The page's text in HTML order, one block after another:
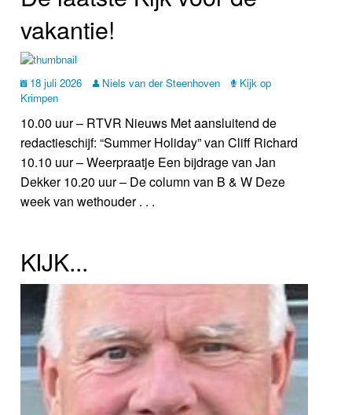
vakantie!
18 juli 2026 Niels van der Steenhoven
Kijk op
Krimpen
10.00 uur – RTVR Nieuws Met aansluitend de
redactieschijf: “Summer Holiday” van Cliff Richard
10.10 uur – Weerpraatje Een bijdrage van Jan
Dekker 10.20 uur – De column van B & W Deze
week van wethouder . . .
KIJK...